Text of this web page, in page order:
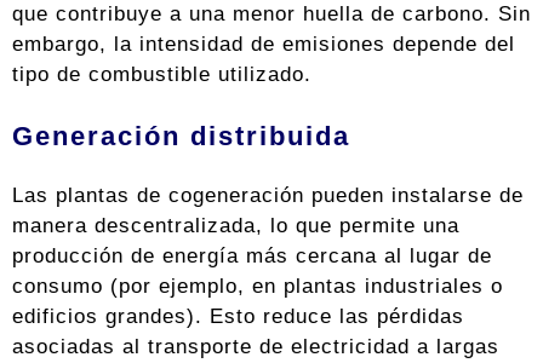
que contribuye a una menor huella de carbono. Sin
embargo, la intensidad de emisiones depende del
tipo de combustible utilizado.
Generación distribuida
Las plantas de cogeneración pueden instalarse de
manera descentralizada, lo que permite una
producción de energía más cercana al lugar de
consumo (por ejemplo, en plantas industriales o
edificios grandes). Esto reduce las pérdidas
asociadas al transporte de electricidad a largas